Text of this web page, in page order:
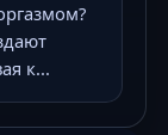
к...